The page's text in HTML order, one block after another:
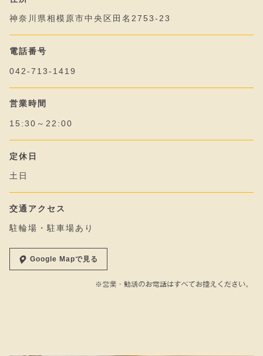
神奈川県相模原市中央区田名2753-23
電話番号
042-713-1419
営業時間
15:30～22:00
定休日
土日
交通アクセス
駐輪場・駐車場あり
Google Mapで見る